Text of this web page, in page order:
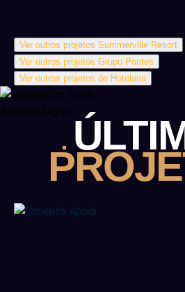
Ver outros projetos Summerville Resort
Ver outros projetos Grupo Pontes
Ver outros projetos de Hotelaria